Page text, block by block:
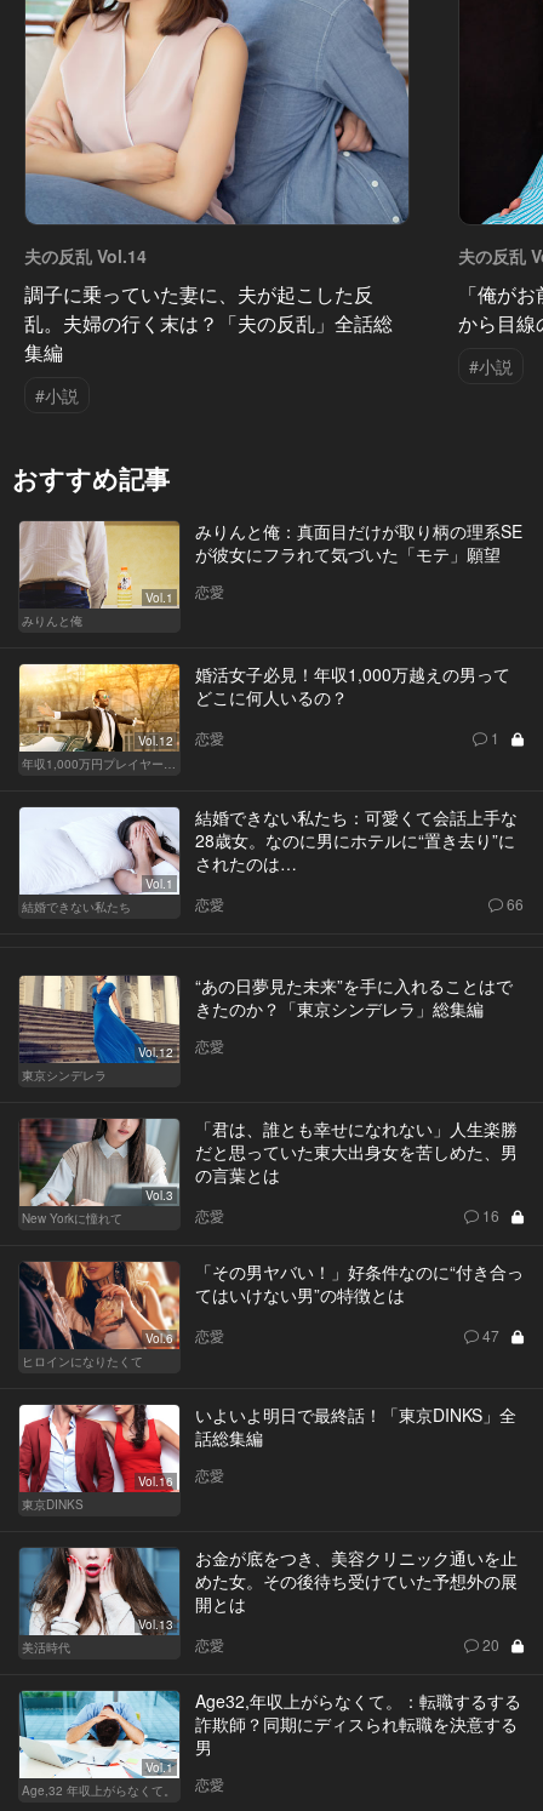
夫の反乱 Vol.14
調子に乗っていた妻に、夫が起こした反
乱。夫婦の行く末は？「夫の反乱」全話総
集編
#小説
夫の反乱
「俺が
から目線
#小説
おすすめ記事
Vol.1
みりんと俺
みりんと俺：真面目だけが取り柄の理系SE
が彼女にフラれて気づいた「モテ」願望
恋愛
Vol.12
年収1,000万円プレイヤーの家計簿
婚活女子必見！年収1,000万越えの男って
どこに何人いるの？
恋愛 1
Vol.1
結婚できない私たち
結婚できない私たち：可愛くて会話上手な
28歳女。なのに男にホテルに“置き去り”に
されたのは…
恋愛 66
Vol.12
東京シンデレラ
“あの日夢見た未来”を手に入れることはで
きたのか？「東京シンデレラ」総集編
恋愛
Vol.3
New Yorkに憧れて
「君は、誰とも幸せになれない」人生楽勝
だと思っていた東大出身女を苦しめた、男
の言葉とは
恋愛 16
Vol.6
ヒロインになりたくて
「その男ヤバい！」好条件なのに“付き合っ
てはいけない男”の特徴とは
恋愛 47
Vol.16
東京DINKS
いよいよ明日で最終話！「東京DINKS」全
話総集編
恋愛
Vol.13
美活時代
お金が底をつき、美容クリニック通いを止
めた女。その後待ち受けていた予想外の展
開とは
恋愛 20
Vol.1
Age,32 年収上がらなくて。
Age32,年収上がらなくて。：転職するする
詐欺師？同期にディスられ転職を決意する
男
恋愛